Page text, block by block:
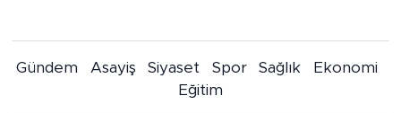
Gündem Asayiş Siyaset Spor Sağlık
Ekonomi
Eğitim